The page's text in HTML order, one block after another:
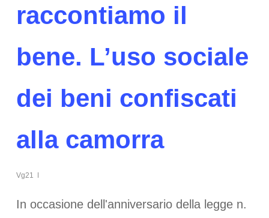
raccontiamo il
bene. L’uso sociale
dei beni confiscati
alla camorra
Vg21
In occasione dell'anniversario della legge n.